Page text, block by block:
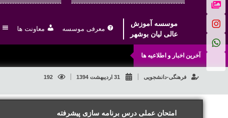
موسسه آموزش
عالی لیان بوشهر
معرفی موسسه معاونت ها
آخرین اخبار و اطلاعیه ها
فرهنگی-دانشجویی 31 اردیبهشت 1394 192
امتحان عملی درس برنامه سازی پیشرفته